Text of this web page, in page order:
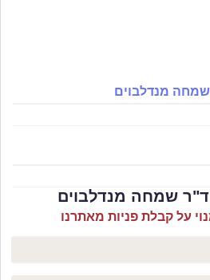
מנדלבוים
שמחה מנדלבוים
על קבלת פניות מאתרנו